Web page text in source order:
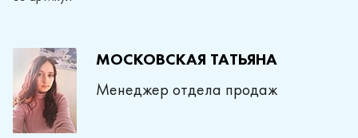
МОСКОВСКАЯ ТАТЬЯНА
Менеджер отдела продаж